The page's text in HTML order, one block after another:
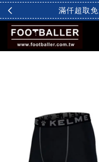
滿仟超取